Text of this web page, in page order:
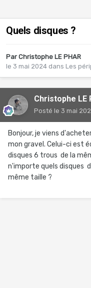
Quels disques ?
Par Christophe LE PHAR
le 3 mai 2024 dans Les
Christophe LE
Posté le 3 mai
Bonjour, je viens
mon gravel. Celui-ci est
disques 6 trous de la
n'importe quels disques
même taille ?